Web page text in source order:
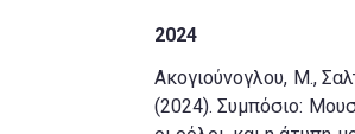
2024
Ακογιούνογλου, Μ.,
(2024). Συμπόσιο: